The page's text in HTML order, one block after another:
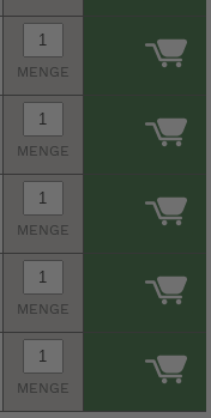
MENGE
MENGE
MENGE
MENGE
MENGE